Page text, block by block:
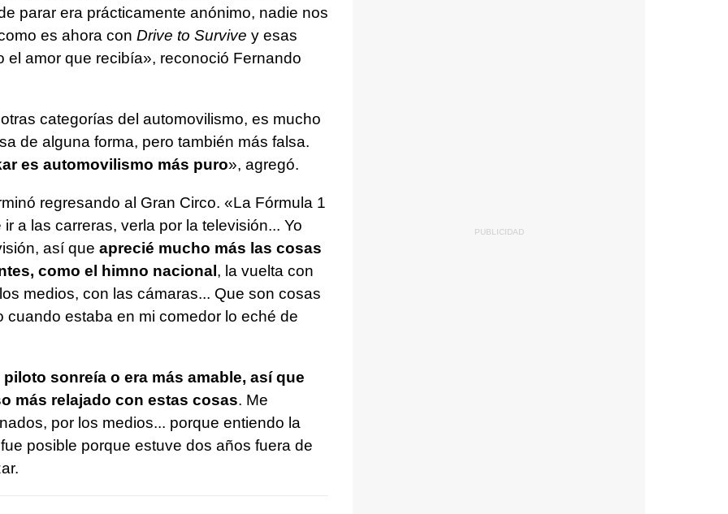
parar era prácticamente anónimo, nadie nos
es ahora con Drive to Survive y esas
amor que recibía», reconoció Fernando
categorías del automovilismo, es mucho
de alguna forma, pero también más falsa.
es automovilismo más puro», agregó.
regresando al Gran Circo. «La Fórmula 1
a las carreras, verla por la televisión... Yo
así que aprecié mucho más las cosas
como el himno nacional , la vuelta con
medios, con las cámaras... Que son cosas
estaba en mi comedor lo eché de
sonreía o era más amable, así que
más relajado con estas cosas. Me
por los medios... porque entiendo la
posible porque estuve dos años fuera de